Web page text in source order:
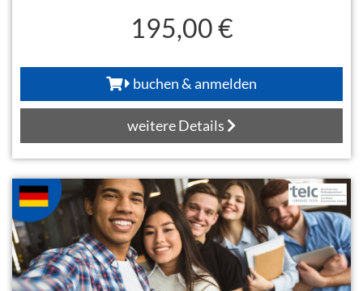
195,00 €
buchen & anmelden
weitere Details